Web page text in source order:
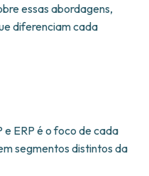
essas abordagens,
diferenciam cada
ERP é o foco de cada
segmentos distintos da